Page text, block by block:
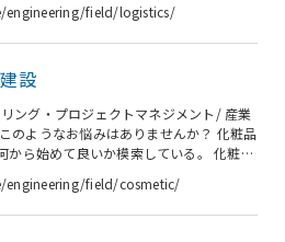
間材料、製品などの「モノ」を適正な
きることが求められます。 シーエムプラ
、事務棟、製造棟、倉庫など各棟の機能
engineering/field/logistics/
設
ング・プロジェクトマネジメント/ 産業
のようなお悩みはありませんか？ 化粧品
から始めて良いか模索している。 化粧品
に知りたい。 建設工事費を抑えたい。
だ形にならないご要望をヒアリングし、
field/cosmetic/